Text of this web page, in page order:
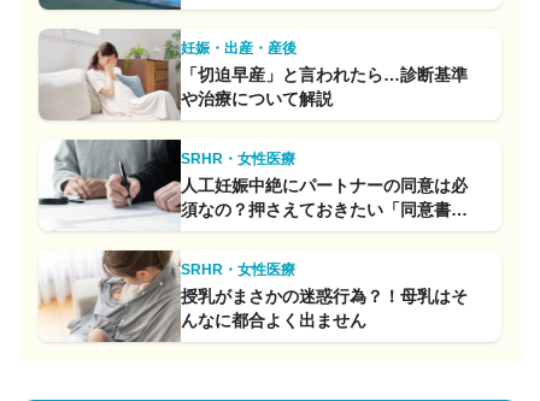
理への偏見〜
妊娠・出産・産後
「切迫早産」と言われたら…診断基準
や治療について解説
SRHR・女性医療
人工妊娠中絶にパートナーの同意は必
須なの？押さえておきたい「同意書」
のルール
SRHR・女性医療
授乳がまさかの迷惑行為？！母乳はそ
んなに都合よく出ません